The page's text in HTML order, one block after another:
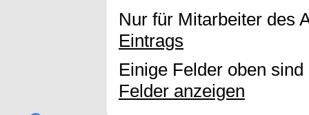
Nur für Mitarbeiter des
Eintrags
Einige Felder oben
Felder anzeigen